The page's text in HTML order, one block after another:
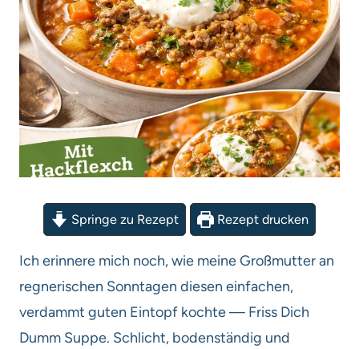
Springe zu Rezept Rezept drucken
Ich erinnere mich noch, wie meine Großmutter an
regnerischen Sonntagen diesen einfachen,
verdammt guten Eintopf kochte — Friss Dich
Dumm Suppe. Schlicht, bodenständig und